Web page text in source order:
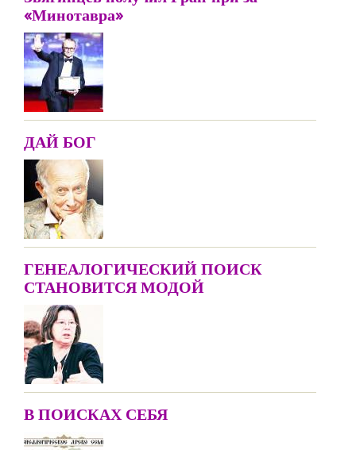
«Минотавра»
ДАЙ БОГ
ГЕНЕАЛОГИЧЕСКИЙ ПОИСК
СТАНОВИТСЯ МОДОЙ
В ПОИСКАХ СЕБЯ